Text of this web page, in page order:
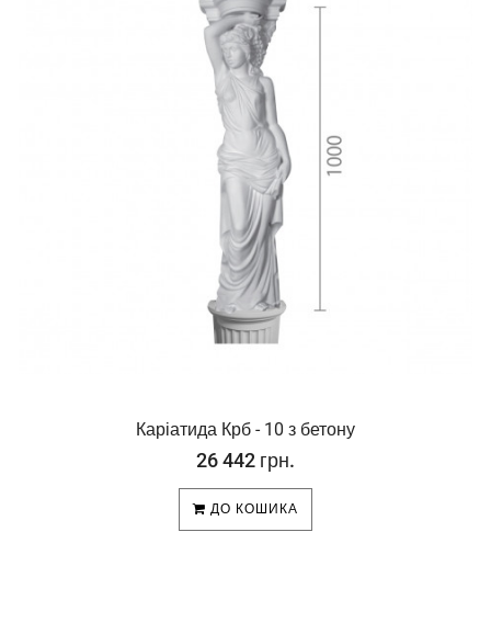
Каріатида Крб - 10 з бетону
26 442 грн.
ДО КОШИКА